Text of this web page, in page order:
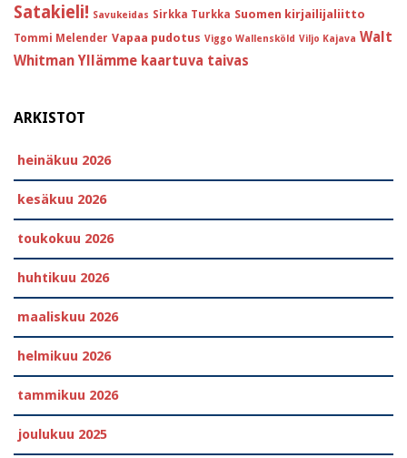
Satakieli! Savukeidas Sirkka Turkka Suomen kirjailijaliitto
Tommi Melender Vapaa pudotus Viggo Wallensköld Viljo Kajava Walt
Whitman Yllämme kaartuva taivas
ARKISTOT
heinäkuu 2026
kesäkuu 2026
toukokuu 2026
huhtikuu 2026
maaliskuu 2026
helmikuu 2026
tammikuu 2026
joulukuu 2025